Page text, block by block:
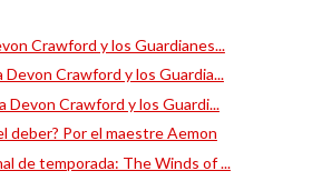
Crawford y los Guardianes...
Devon Crawford y los Guardia...
Devon Crawford y los Guardi...
deber? Por el maestre Aemon
de temporada: The Winds of ...